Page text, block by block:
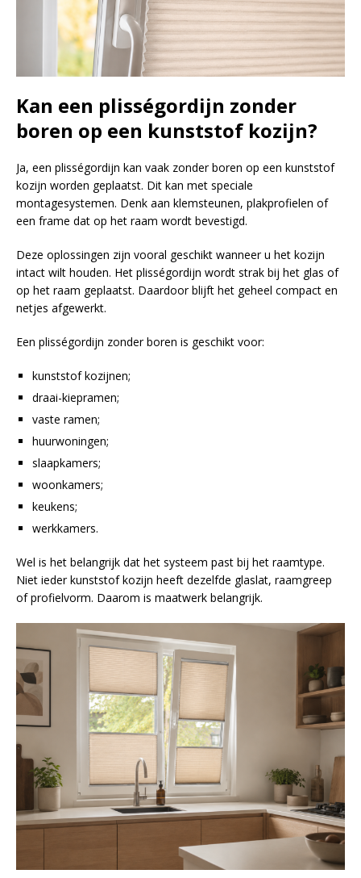
Kan een plisségordijn zonder
boren op een kunststof kozijn?
Ja, een plisségordijn kan vaak zonder boren op een kunststof
kozijn worden geplaatst. Dit kan met speciale
montagesystemen. Denk aan klemsteunen, plakprofielen of
een frame dat op het raam wordt bevestigd.
Deze oplossingen zijn vooral geschikt wanneer u het kozijn
intact wilt houden. Het plisségordijn wordt strak bij het glas of
op het raam geplaatst. Daardoor blijft het geheel compact en
netjes afgewerkt.
Een plisségordijn zonder boren is geschikt voor:
kunststof kozijnen;
draai-kiepramen;
vaste ramen;
huurwoningen;
slaapkamers;
woonkamers;
keukens;
werkkamers.
Wel is het belangrijk dat het systeem past bij het raamtype.
Niet ieder kunststof kozijn heeft dezelfde glaslat, raamgreep
of profielvorm. Daarom is maatwerk belangrijk.